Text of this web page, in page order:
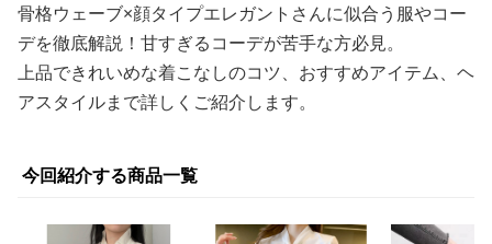
骨格ウェーブ×顔タイプエレガントさんに似合う服やコー
デを徹底解説！甘すぎるコーデが苦手な方必見。
上品できれいめな着こなしのコツ、おすすめアイテム、ヘ
アスタイルまで詳しくご紹介します。
今回紹介する商品一覧